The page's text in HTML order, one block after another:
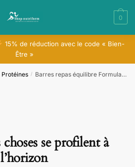
0
15% de réduction avec le code « Bien-
Être »
Protéines / Barres repas équilibre Formula 1 Express
se profilent à
l’horizon